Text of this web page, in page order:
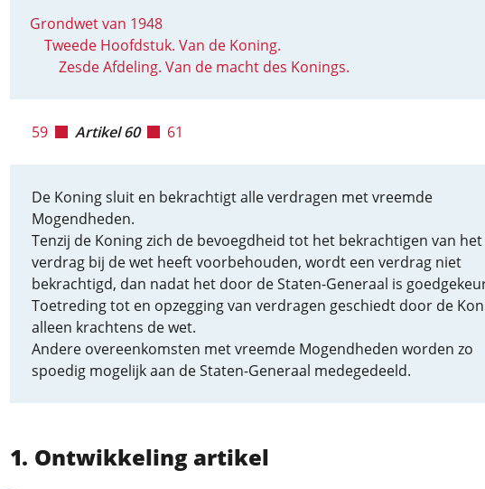
Grondwet van 1948
Tweede Hoofdstuk. Van de Koning.
Zesde Afdeling. Van de macht des Konings.
59 Artikel 60 61
De Koning sluit en bekrachtigt alle verdragen met vreemde
Mogendheden.
Tenzij de Koning zich de bevoegdheid tot het bekrachtigen van het
verdrag bij de wet heeft voorbehouden, wordt een verdrag niet
bekrachtigd, dan nadat het door de Staten-Generaal is
Toetreding tot en opzegging van verdragen geschiedt door de
alleen krachtens de wet.
Andere overeenkomsten met vreemde Mogendheden worden zo
spoedig mogelijk aan de Staten-Generaal medegedeeld.
Ontwikkeling artikel